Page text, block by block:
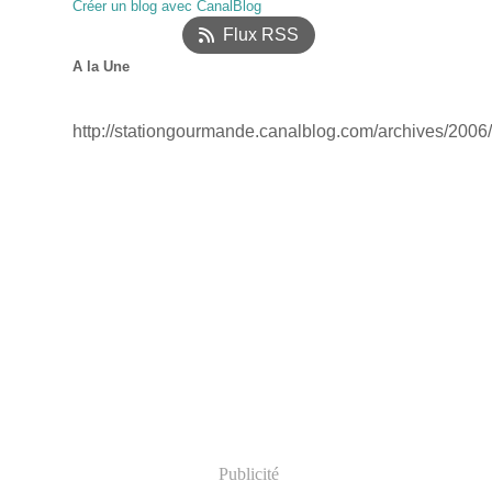
Janvier(18)
Créer un blog avec CanalBlog
Flux RSS
A la Une
http://stationgourmande.canalblog.com/archives/
Publicité